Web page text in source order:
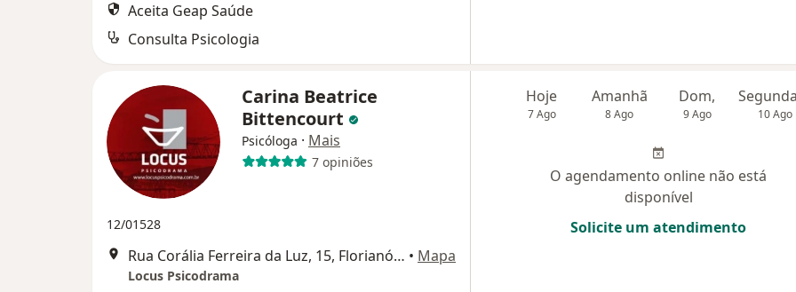
Aceita Geap Saúde
Consulta Psicologia
Carina Beatrice
Bittencourt
Psicóloga · Mais
7 opiniões
12/01528
Rua Corália Ferreira da Luz, 15, Florianópolis • Mapa
Locus Psicodrama
Hoje
7 Ago
Amanhã
8 Ago
Dom,
9 Ago 10 Ago
O agendamento online não está
disponível
Solicite um atendimento